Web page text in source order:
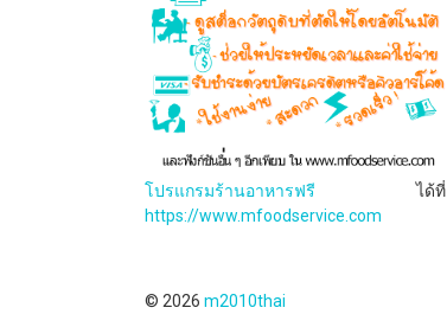
โปรแกรมร้านอาหารฟรี ได้ที่
https://www.mfoodservice.com
© 2026 m2010thai